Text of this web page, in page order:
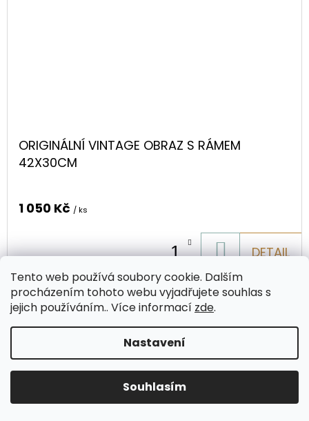
Tento web používá soubory cookie. Dalším
procházením tohoto webu vyjadřujete souhlas s
jejich používáním.. Více informací zde.
Nastavení
Souhlasím
ORIGINÁLNÍ VINTAGE OBRAZ S RÁMEM
42X30CM
1 050 Kč / ks
DO
KOŠÍKU
DETAIL